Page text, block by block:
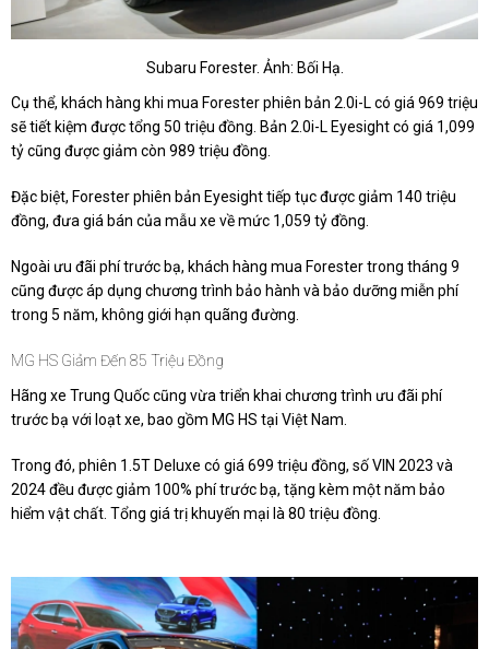
Subaru Forester. Ảnh: Bối Hạ.
Cụ thể, khách hàng khi mua Forester phiên bản 2.0i-L có giá 969 triệu
sẽ tiết kiệm được tổng 50 triệu đồng. Bản 2.0i-L Eyesight có giá 1,099
tỷ cũng được giảm còn 989 triệu đồng.
Đặc biệt, Forester phiên bản Eyesight tiếp tục được giảm 140 triệu
đồng, đưa giá bán của mẫu xe về mức 1,059 tỷ đồng
Ngoài ưu đãi phí trước bạ, khách hàng mua Forester trong tháng 9
cũng được áp dụng chương trình bảo hành và bảo dưỡng miễn phí
trong 5 năm, không giới hạn quãng đường.
MG HS Giảm Đến 85 Triệu Đồng
Hãng xe Trung Quốc cũng vừa triển khai chương trình ưu đãi phí
trước bạ với loạt xe, bao gồm MG HS tại Việt Nam.
Trong đó, phiên 1.5T Deluxe có giá 699 triệu đồng, số VIN 2023 và
2024 đều được giảm 100% phí trước bạ, tặng kèm một năm bảo
hiểm vật chất. Tổng giá trị khuyến mại là 80 triệu đồng.